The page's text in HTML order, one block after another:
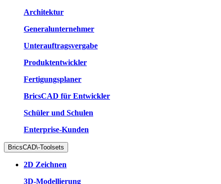
Architektur
Generalunternehmer
Unterauftragsvergabe
Produktentwickler
Fertigungsplaner
BricsCAD für Entwickler
Schüler und Schulen
Enterprise-Kunden
BricsCAD\-Toolsets
2D Zeichnen
3D-Modellierung